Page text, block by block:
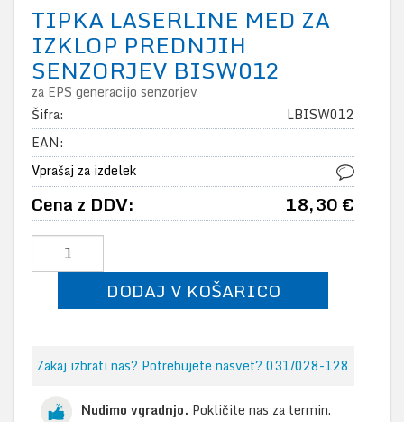
TIPKA LASERLINE MED ZA
IZKLOP PREDNJIH
SENZORJEV BISW012
za EPS generacijo senzorjev
Šifra:
LBISW012
EAN:
Vprašaj za izdelek
Cena z DDV: 18,30 €
DODAJ V KOŠARICO
Zakaj izbrati nas? Potrebujete nasvet? 031/028-128
Nudimo vgradnjo. Pokličite nas za termin.